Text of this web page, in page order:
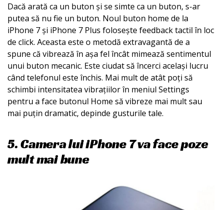
Dacă arată ca un buton și se simte ca un buton, s-ar
putea să nu fie un buton. Noul buton home de la
iPhone 7 și iPhone 7 Plus folosește feedback tactil în loc
de click. Aceasta este o metodă extravagantă de a
spune că vibrează în așa fel încât mimează sentimentul
unui buton mecanic. Este ciudat să încerci același lucru
când telefonul este închis. Mai mult de atât poți să
schimbi intensitatea vibrațiilor în meniul Settings
pentru a face butonul Home să vibreze mai mult sau
mai puțin dramatic, depinde gusturile tale.
5. Camera lui iPhone 7 va face poze
mult mai bune